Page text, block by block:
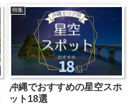
ーコレクションホテル 沖縄宮
古』です。伊良部島のサンゴビー
チに面した、オーシャンフロント
ホテルとなっています。こちら...
特集
沖縄でおすすめの星空スポ
ット18選